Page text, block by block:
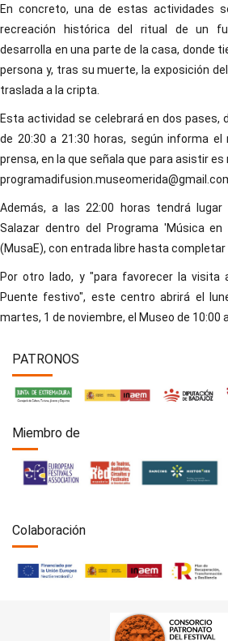
En concreto, una de estas actividades
recreación histórica del ritual de un
desarrolla en una parte de la casa, donde
persona y, tras su muerte, la exposición
traslada a la cripta.
Esta actividad se celebrará en dos pases,
de 20:30 a 21:30 horas, según informa
prensa, en la que señala que para asistir
Además, a las 22:00 horas tendrá
Salazar dentro del Programa 'Música
(MusaE), con entrada libre hasta completar
Por otro lado, y "para favorecer la visita
Puente festivo", este centro abrirá el
martes, 1 de noviembre, el Museo de 10:00
PATRONOS
Miembro de
Colaboración